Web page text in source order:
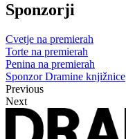
Sponzorji
Cvetje na premierah
Torte na premierah
Penina na premierah
Sponzor Dramine knjižnice
Previous
Next